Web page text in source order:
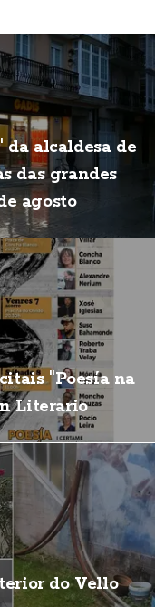
alcaldesa de
das grandes
agosto
"Poesía na
Literario
do Vello